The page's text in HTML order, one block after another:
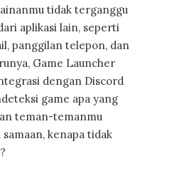
tidak terganggu
aplikasi lain, seperti
panggilan telepon, dan
Game Launcher
dengan Discord
game apa yang
teman-temanmu
kenapa tidak